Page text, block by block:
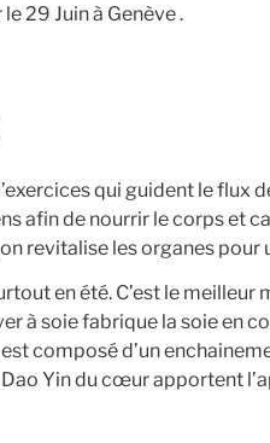
29 Juin à Genève .
qui guident le flux
afin de nourrir le corps et
revitalise les organes pour
en été. C’est le
à soie fabrique la soie en
composé d’un
Yin du cœur apportent